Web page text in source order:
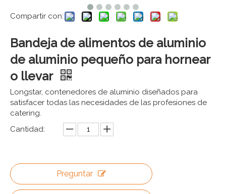
Compartir con:
Bandeja de alimentos de aluminio
de aluminio pequeño para hornear
o llevar
Longstar, contenedores de aluminio diseñados para
satisfacer todas las necesidades de las profesiones de
catering.
Cantidad:
Preguntar